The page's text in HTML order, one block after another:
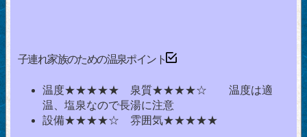
子連れ家族のための温泉ポイント
温度★★★★★ 泉質★★★★☆ 温度は適
温、塩泉なので長湯に注意
設備★★★★☆ 雰囲気★★★★★